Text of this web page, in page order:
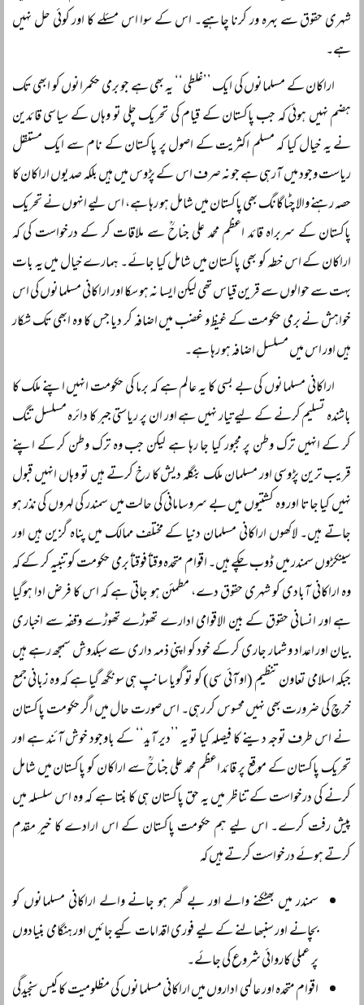
شہری حقوق سے بہرہ ور کرنا چاہیے۔ اس کے سوا اس مسئلے کا اور کوئی حل نہیں
ہے۔
اراکان کے مسلمانوں کی ایک ’’غلطی‘‘ یہ بھی ہے جو برمی حکمرانوں کو ابھی تک
ہضم نہیں ہوئی کہ جب پاکستان کے قیام کی تحریک چلی تو وہاں کے سیاسی قائدین
نے یہ خیال کیا کہ مسلم اکثریت کے اصول پر پاکستان کے نام سے ایک مستقل
ریاست وجود میں آرہی ہے جو نہ صرف اس کے پڑوس میں ہیں بلکہ صدیوں اراکان کا
حصہ رہنے والا چٹاگانگ بھی پاکستان میں شامل ہو رہا ہے، اس لیے انہوں نے تحریک
پاکستان کے سربراہ قائد اعظم محمد علی جناحؒ سے ملاقات کر کے درخواست کی کہ
اراکان کے اس خطہ کو بھی پاکستان میں شامل کیا جائے۔ ہمارے خیال میں یہ بات
بہت سے حوالوں سے قرین قیاس تھی لیکن ایسا نہ ہو سکا اور اراکانی مسلمانوں کی اس
خواہش نے برمی حکومت کے غیظ و غضب میں اضافہ کر دیا جس کا وہ ابھی تک شکار
ہیں اور اس میں مسلسل اضافہ ہو رہا ہے۔
اراکانی مسلمانوں کی بے بسی کا یہ عالم ہے کہ برما کی حکومت انہیں اپنے ملک کا
باشندہ تسلیم کرنے کے لیے تیار نہیں ہے اور ان پر ریاستی جبر کا دائرہ مسلسل تنگ
کر کے انہیں ترک وطن پر مجبور کیا جا رہا ہے لیکن جب وہ ترک وطن کر کے اپنے
قریب ترین پڑوسی اور مسلمان ملک بنگلہ دیش کا رخ کرتے ہیں تو وہاں انہیں قبول
نہیں کیا جاتا اور وہ کشتیوں میں بے سروسامانی کی حالت میں سمندر کی لہروں کی نذر ہو
جاتے ہیں۔ لاکھوں اراکانی مسلمان دنیا کے مختلف ممالک میں پناہ گزین ہیں اور
سینکڑوں سمندر میں ڈوب چکے ہیں۔ اقوام متحدہ وقتاً فوقتاً برمی حکومت کو تنبیہ کر کے کہ
وہ اراکانی آبادی کو شہری حقوق دے، مطمئن ہو جاتی ہے کہ اس کا فرض ادا ہوگیا
ہے اور انسانی حقوق کے بین الاقوامی ادارے تھوڑے تھوڑے وقفہ سے اخباری
بیان اور اعداد و شمار جاری کر کے خود کو اپنی ذمہ داری سے سبکدوش سمجھ رہے ہیں
جبکہ اسلامی تعاون تنظیم (او آئی سی) کو تو گویا سانپ ہی سونگھ گیا ہے کہ وہ زبانی جمع
خرچ کی ضرورت بھی نہیں محسوس کر رہی۔ اس صورت حال میں اگر حکومت پاکستان
نے اس طرف توجہ دینے کا فیصلہ کیا تو یہ ’’دیر آید‘‘ کے باوجود خوش آئند ہے اور
تحریک پاکستان کے موقع پر قائد اعظم محمد علی جناحؒ سے اراکان کو پاکستان میں شامل
کرنے کی درخواست کے تناظر میں یہ حق پاکستان ہی کا بنتا ہے کہ وہ اس سلسلہ میں
پیش رفت کرے۔ اس لیے ہم حکومت پاکستان کے اس ارادے کا خیر مقدم
کرتے ہوئے درخواست کرتے ہیں کہ
سمندر میں بھٹکنے والے اور بے گھر ہو جانے والے اراکانی مسلمانوں کو
بچانے اور سنبھالنے کے لیے فوری اقدامات کیے جائیں اور ہنگامی بنیادوں
پر عملی کاروائی شروع کی جائے۔
اقوام متحدہ اور عالمی اداروں میں اراکانی مسلمانوں کی مظلومیت کا کیس سنجیدگی